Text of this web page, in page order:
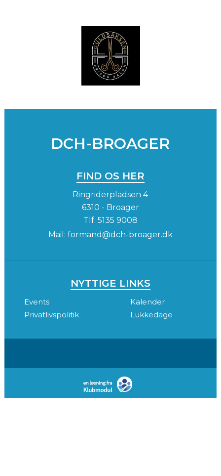
DCH-BROAGER
FIND OS HER
Ringriderpladsen 4
6310 - Broager
Tlf. 5135 9008
Mail: formand@dch-broager.dk
NYTTIGE LINKS
Events
Kalender
Privatlivspolitik
Lukkedage